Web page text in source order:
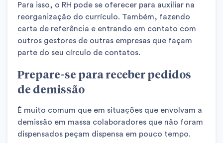
Para isso, o RH pode se oferecer para auxiliar na
reorganização do currículo. Também, fazendo
carta de referência e entrando em contato com
outros gestores de outras empresas que façam
parte do seu círculo de contatos.
Prepare-se para receber pedidos
de demissão
É muito comum que em situações que envolvam a
demissão em massa colaboradores que não foram
dispensados peçam dispensa em pouco tempo.